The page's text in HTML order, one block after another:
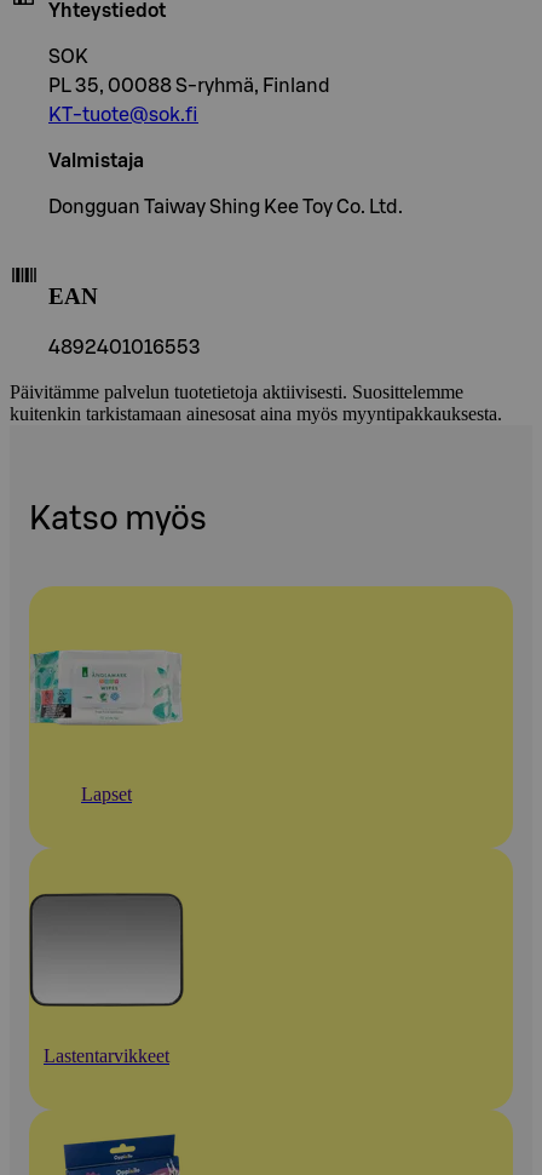
Yhteystiedot
SOK
PL 35, 00088 S-ryhmä, Finland
KT-tuote@sok.fi
Valmistaja
Dongguan Taiway Shing Kee Toy Co. Ltd.
EAN
4892401016553
Päivitämme palvelun tuotetietoja aktiivisesti. Suosittelemme
kuitenkin tarkistamaan ainesosat aina myös myyntipakkauksesta.
Katso myös
Lapset
Lastentarvikkeet